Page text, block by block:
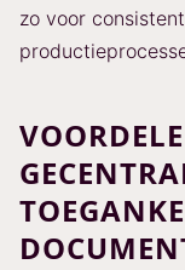
zo voor